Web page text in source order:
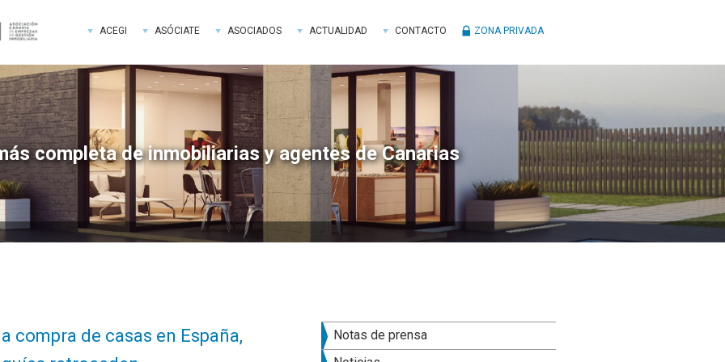
ACEGI ASÓCIATE ASOCIADOS ACTUALIDAD CONTACTO ZONA PRIVADA
completa de inmobiliarias y agentes de Canarias
compra de casas en España,
Barra
Notas de prensa